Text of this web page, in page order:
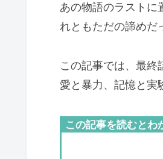
あの物語のラストに
れともただの諦めだ
この記事では、最終
愛と暴力、記憶と実
この記事を読むとわ